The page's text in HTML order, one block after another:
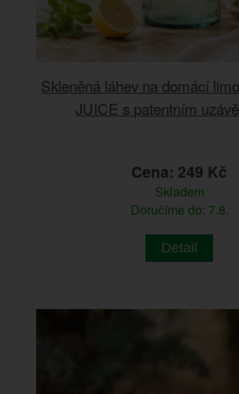
Skleněná láhev na domácí
JUICE s patentním
Cena: 249 Kč
Skladem
Doručíme do: 7.8.
Detail